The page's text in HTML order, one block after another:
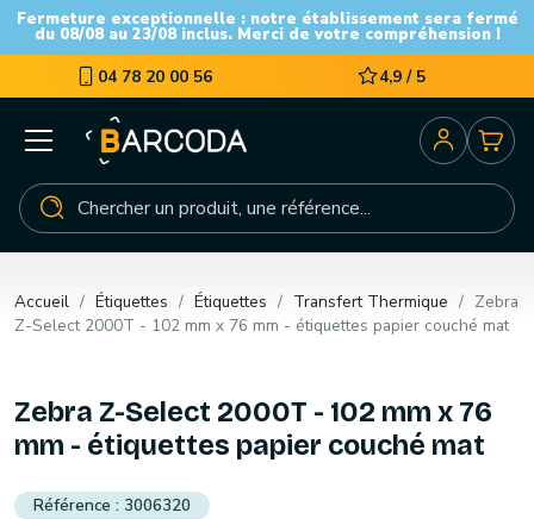
Fermeture exceptionnelle : notre établissement sera fermé
du 08/08 au 23/08 inclus. Merci de votre compréhension !
04 78 20 00 56 4,9 / 5
Accueil Étiquettes Étiquettes Transfert Thermique
Zebra
Z-Select 2000T - 102 mm x 76 mm - étiquettes papier couché mat
Zebra Z-Select 2000T - 102 mm x 76
mm - étiquettes papier couché mat
3006320